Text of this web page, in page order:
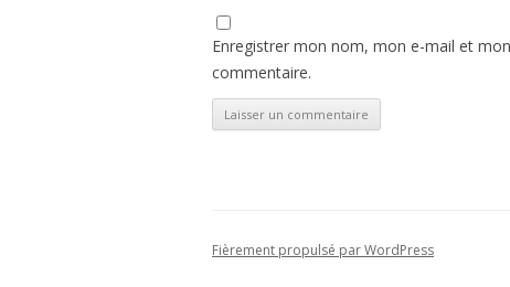
Enregistrer mon nom, mon e-mail et
commentaire.
Fièrement propulsé par WordPress